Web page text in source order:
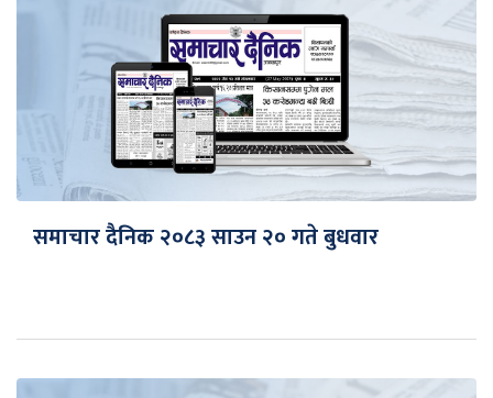
समाचार दैनिक २०८३ साउन २० गते बुधवार